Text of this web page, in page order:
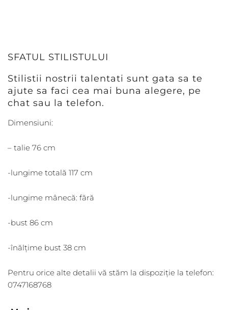
SFATUL STILISTULUI
Stilistii nostrii talentati sunt gata sa te
ajute sa faci cea mai buna alegere, pe
chat sau la telefon.
Dimensiuni:
– talie 76 cm
-lungime totală 117 cm
-lungime mânecă: fără
-bust 86 cm
-înălțime bust 38 cm
Pentru orice alte detalii vă stăm la dispoziție la telefon:
0747168768